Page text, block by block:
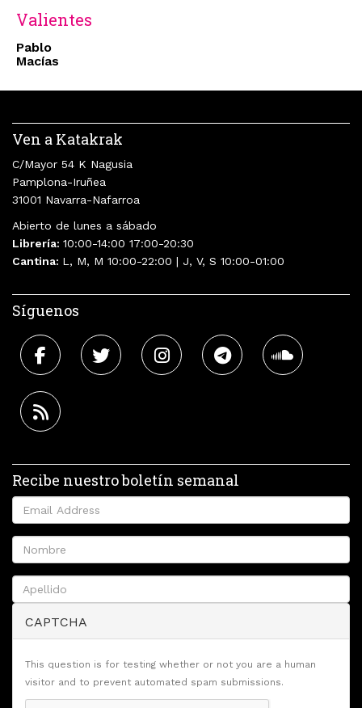
Valientes
Pablo
Macías
Ven a Katakrak
C/Mayor 54 K Nagusia
Pamplona-Iruñea
31001 Navarra-Nafarroa
Abierto de lunes a sábado
Librería: 10:00-14:00 17:00-20:30
Cantina: L, M, M 10:00-22:00 | J, V, S 10:00-01:00
Síguenos
Recibe nuestro boletín semanal
CAPTCHA
This question is for testing whether or not you are a human
visitor and to prevent automated spam submissions.